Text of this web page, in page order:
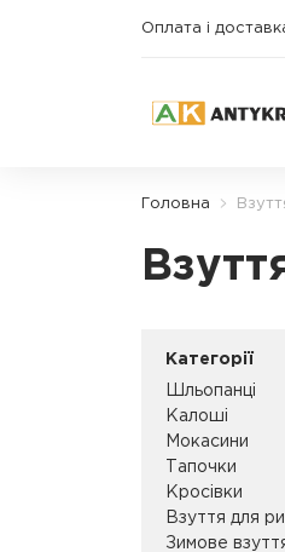
Оплата і
Головна
Категорії
Шльопанці
Калоші
Мокасини
Тапочки
Кросівки
Взуття для
Зимове